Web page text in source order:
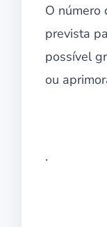
O número
prevista
possível
ou
.